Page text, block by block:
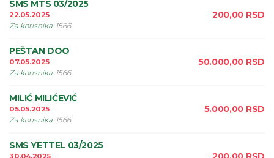
SMS MTS 03/2025
22.05.2025
Za korisnika: 1566
200,00 RSD
PEŠTAN DOO
07.05.2025
Za korisnika: 1566
50.000,00 RSD
MILIĆ MILIĆEVIĆ
05.05.2025
Za korisnika: 1566
5.000,00 RSD
SMS YETTEL 03/2025
30.04.2025